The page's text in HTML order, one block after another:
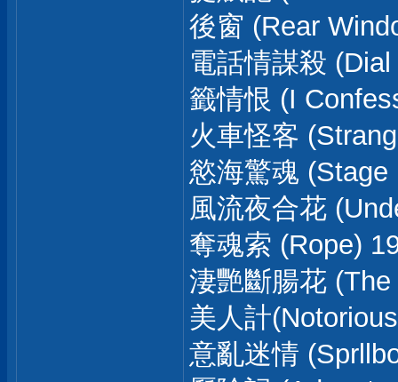
後窗 (Rear
電話情謀殺
籤情恨 (I
火車怪客
慾海驚魂 (Stage
風流夜合花
奪魂索 (Rope)
淒艷斷腸花
美人計
意亂迷情